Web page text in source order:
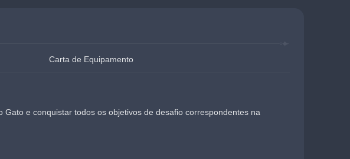
Carta de Equipamento
e conquistar todos os objetivos de desafio correspondentes na